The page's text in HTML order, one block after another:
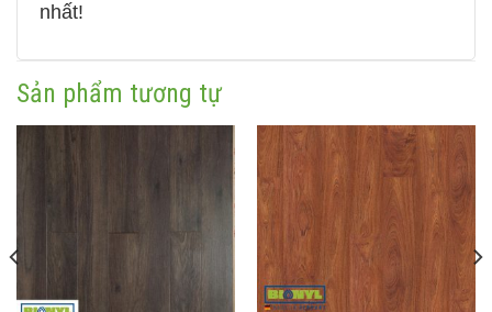
nhất!
Sản phẩm tương tự